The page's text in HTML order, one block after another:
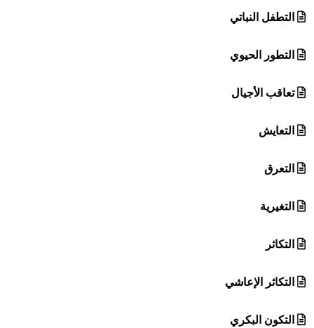
التطفل النباتي
التطور الحيوي
تعاقب الأجيال
التعايش
التعرق
التغيرية
التكاثر
التكاثر الإعاشي
التكون البكري